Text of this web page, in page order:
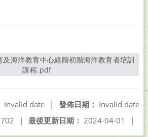
課程.pdf另開新視窗
發佈日期： Invalid date
Invalid date
|
最後更新日期： 2024-04-01 |
702 |